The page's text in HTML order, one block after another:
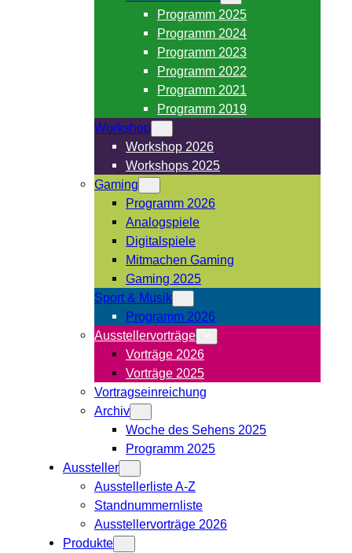
Programm 2025
Programm 2024
Programm 2023
Programm 2022
Programm 2021
Programm 2019
Workshop
Workshop 2026
Workshops 2025
Gaming
Programm 2026
Analogspiele
Digitalspiele
Mitmachen Gaming
Gaming 2025
Sport & Musik
Programm 2026
Ausstellervorträge
Vorträge 2026
Vorträge 2025
Vortragseinreichung
Archiv
Woche des Sehens 2025
Programm 2025
Aussteller
Ausstellerliste A-Z
Standnummernliste
Ausstellervorträge 2026
Produkte